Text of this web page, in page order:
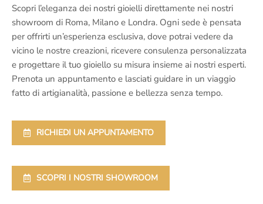
Scopri l’eleganza dei nostri gioielli direttamente nei nostri
showroom di Roma, Milano e Londra. Ogni sede è pensata
per offrirti un’esperienza esclusiva, dove potrai vedere da
vicino le nostre creazioni, ricevere consulenza personalizzata
e progettare il tuo gioiello su misura insieme ai nostri esperti.
Prenota un appuntamento e lasciati guidare in un viaggio
fatto di artigianalità, passione e bellezza senza tempo.
RICHIEDI UN APPUNTAMENTO
SCOPRI I NOSTRI SHOWROOM